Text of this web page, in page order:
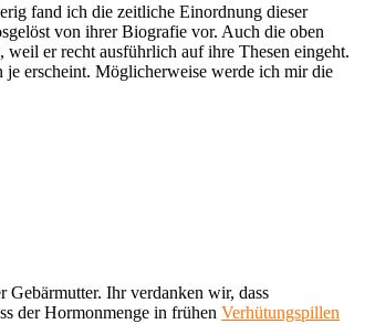
fand ich die zeitliche Einordnung dieser
von ihrer Biografie vor. Auch die oben
er recht ausführlich auf ihre Thesen eingeht.
je erscheint. Möglicherweise werde ich mir die
Gebärmutter. Ihr verdanken wir, dass
der Hormonmenge in frühen Verhütungspillen